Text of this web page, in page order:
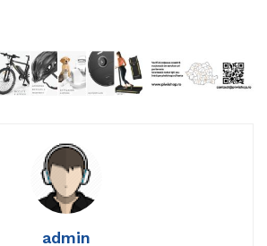
admin